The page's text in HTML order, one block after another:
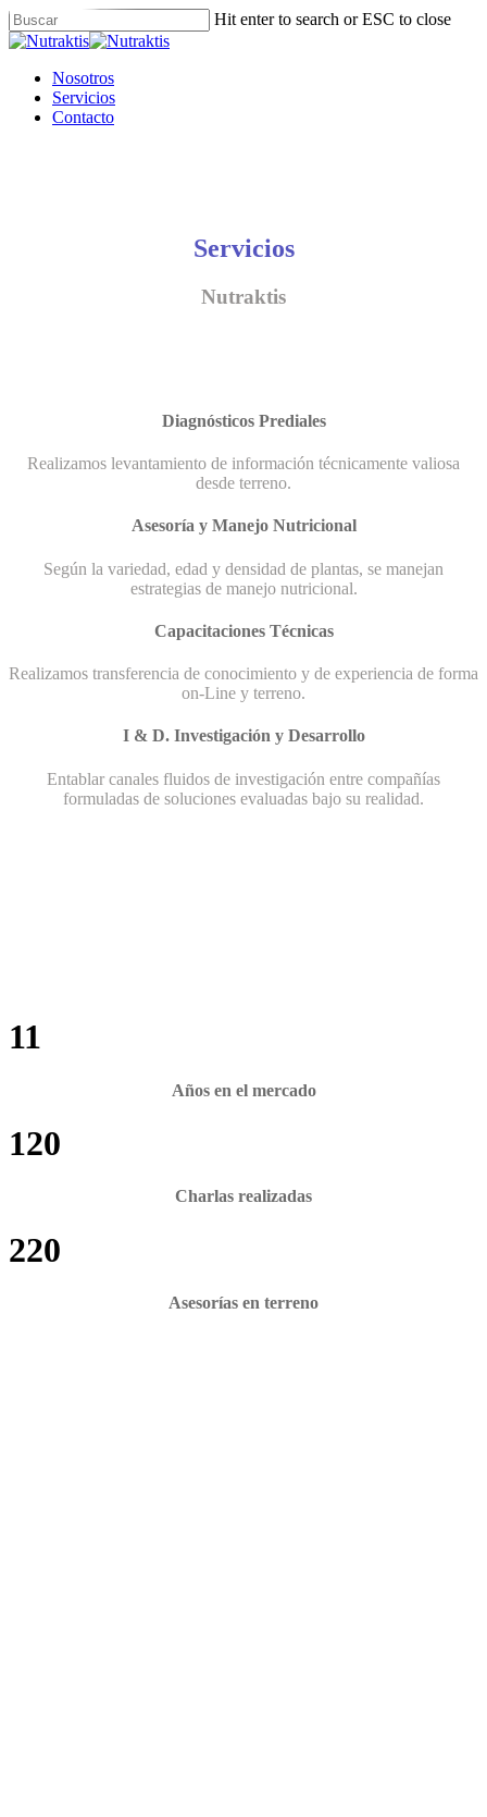
Skip
to
content
Hit enter to search or ESC to close
Close
Menu
Nosotros
Servicios
Contacto
Servicios
Nutraktis
Diagnósticos Prediales
Realizamos levantamiento de información técnicamente valiosa
desde terreno.
Asesoría y Manejo Nutricional
Según la variedad, edad y densidad de plantas, se manejan
estrategias de manejo nutricional.
Capacitaciones Técnicas
Realizamos transferencia de conocimiento y de experiencia de forma
on-Line y terreno.
I & D. Investigación y Desarrollo
Entablar canales fluidos de investigación entre compañías
formuladas de soluciones evaluadas bajo su realidad.
11
Años en el mercado
120
Charlas realizadas
220
Asesorías en terreno